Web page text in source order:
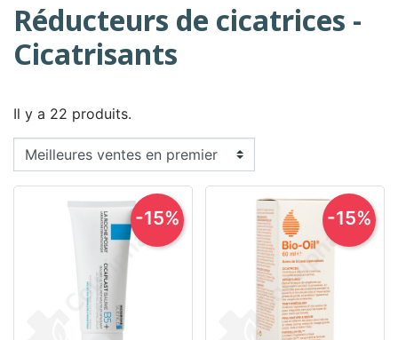
Réducteurs de cicatrices -
Cicatrisants
Il y a 22 produits.
-15% -15%